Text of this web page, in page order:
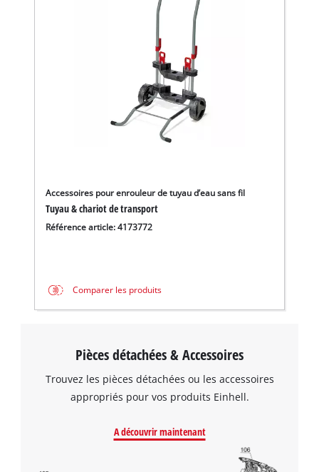
Accessoires pour enrouleur de tuyau d’eau sans fil
Tuyau & chariot de transport
Référence article: 4173772
Comparer les produits
Pièces détachées & Accessoires
Trouvez les pièces détachées ou les accessoires
appropriés pour vos produits Einhell.
A découvrir maintenant